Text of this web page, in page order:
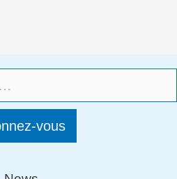
vous